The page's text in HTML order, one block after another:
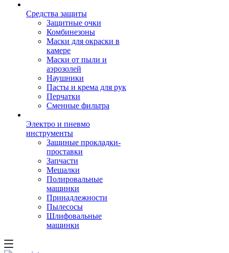
Средства защиты
Защитные очки
Комбинезоны
Маски для окраски в
камере
Маски от пыли и
аэрозолей
Наушники
Пасты и крема для рук
Перчатки
Сменные фильтра
Электро и пневмо
инструменты
Защиные прокладки-
проставки
Запчасти
Мешалки
Полировальные
машинки
Принадлежности
Пылесосы
Шлифовальные
машинки